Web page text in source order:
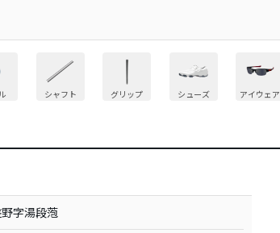
シャフト グリップ シューズ アイウェア
字湯段萢